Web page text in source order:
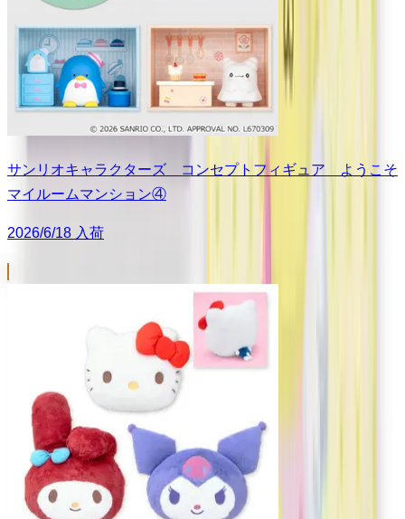
サンリオキャラクターズ コンセプトフィギュア ようこそ
マイルームマンション④
2026/6/18 入荷